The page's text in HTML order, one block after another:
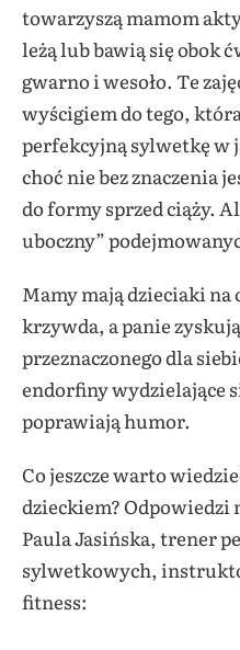
towarzyszą mamom
leżą lub bawią się obok
gwarno i wesoło. Te
wyścigiem do tego,
perfekcyjną sylwetkę w
choć nie bez znaczenia
do formy sprzed ciąży.
uboczny”
Mamy mają dzieciaki
krzywda, a panie
przeznaczonego dla
endorfiny wydzielające
poprawiają humor.
Co jeszcze warto
dzieckiem? Odpowiedzi
Paula Jasińska, trener
sylwetkowych,
fitness: